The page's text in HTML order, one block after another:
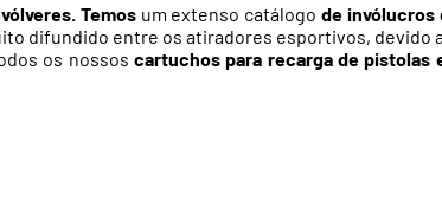
Temosum extenso catálogode invólucros
difundido entre os atiradores esportivos, devido
os nossos cartuchos para recarga de pistolas